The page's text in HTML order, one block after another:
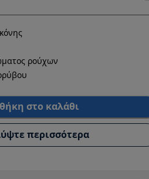
ρούχων
στο καλάθι
περισσότερα